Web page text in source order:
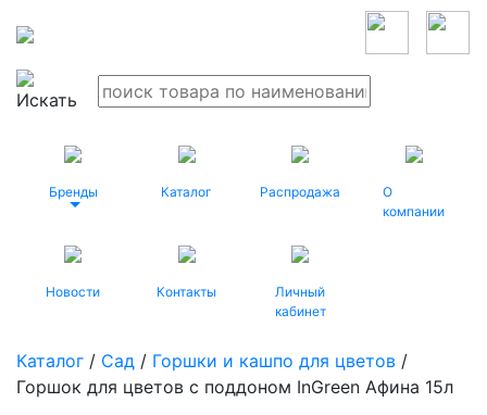
Бренды Каталог Распродажа
О
компании
Новости Контакты
Личный
кабинет
Каталог / Сад / Горшки и кашпо для цветов /
Горшок для цветов с поддоном InGreen Афина 15л